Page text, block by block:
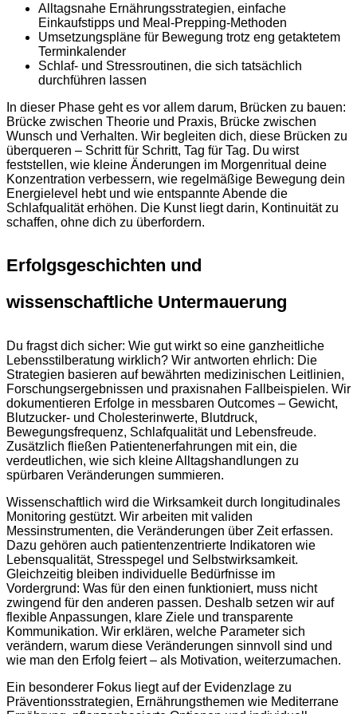
Alltagsnahe Ernährungsstrategien, einfache
Einkaufstipps und Meal-Prepping-Methoden
Umsetzungspläne für Bewegung trotz eng getaktetem
Terminkalender
Schlaf- und Stressroutinen, die sich tatsächlich
durchführen lassen
In dieser Phase geht es vor allem darum, Brücken zu bauen:
Brücke zwischen Theorie und Praxis, Brücke zwischen
Wunsch und Verhalten. Wir begleiten dich, diese Brücken zu
überqueren – Schritt für Schritt, Tag für Tag. Du wirst
feststellen, wie kleine Änderungen im Morgenritual deine
Konzentration verbessern, wie regelmäßige Bewegung dein
Energielevel hebt und wie entspannte Abende die
Schlafqualität erhöhen. Die Kunst liegt darin, Kontinuität zu
schaffen, ohne dich zu überfordern.
Erfolgsgeschichten und
wissenschaftliche Untermauerung
Du fragst dich sicher: Wie gut wirkt so eine ganzheitliche
Lebensstilberatung wirklich? Wir antworten ehrlich: Die
Strategien basieren auf bewährten medizinischen Leitlinien,
Forschungsergebnissen und praxisnahen Fallbeispielen. Wir
dokumentieren Erfolge in messbaren Outcomes – Gewicht,
Blutzucker- und Cholesterinwerte, Blutdruck,
Bewegungsfrequenz, Schlafqualität und Lebensfreude.
Zusätzlich fließen Patientenerfahrungen mit ein, die
verdeutlichen, wie sich kleine Alltagshandlungen zu
spürbaren Veränderungen summieren.
Wissenschaftlich wird die Wirksamkeit durch longitudinales
Monitoring gestützt. Wir arbeiten mit validen
Messinstrumenten, die Veränderungen über Zeit erfassen.
Dazu gehören auch patientenzentrierte Indikatoren wie
Lebensqualität, Stresspegel und Selbstwirksamkeit.
Gleichzeitig bleiben individuelle Bedürfnisse im
Vordergrund: Was für den einen funktioniert, muss nicht
zwingend für den anderen passen. Deshalb setzen wir auf
flexible Anpassungen, klare Ziele und transparente
Kommunikation. Wir erklären, welche Parameter sich
verändern, warum diese Veränderungen sinnvoll sind und
wie man den Erfolg feiert – als Motivation, weiterzumachen.
Ein besonderer Fokus liegt auf der Evidenzlage zu
Präventionsstrategien, Ernährungsthemen wie Mediterrane